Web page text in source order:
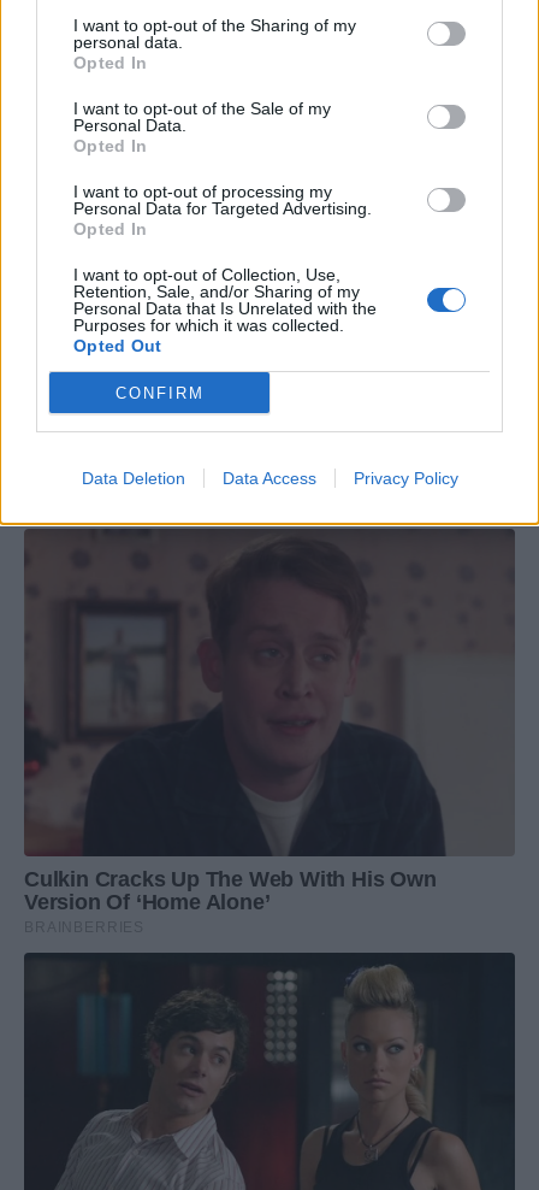
I want to opt-out of the Sharing of my
personal data.
Opted In
I want to opt-out of the Sale of my
Personal Data.
Opted In
I want to opt-out of processing my
Personal Data for Targeted Advertising.
Opted In
I want to opt-out of Collection, Use,
Retention, Sale, and/or Sharing of my
Personal Data that Is Unrelated with the
Purposes for which it was collected.
Opted Out
CONFIRM
Data Deletion Data Access Privacy Policy